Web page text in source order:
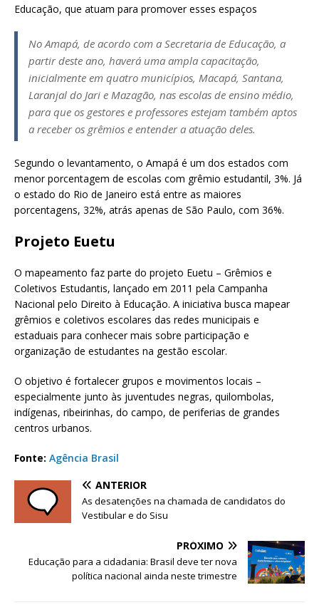
Educação, que atuam para promover esses espaços
No Amapá, de acordo com a Secretaria de Educação, a
partir deste ano, haverá uma ampla capacitação,
inicialmente em quatro municípios, Macapá, Santana,
Laranjal do Jari e Mazagão, nas escolas de ensino médio,
para que os gestores e professores estejam também aptos
a receber os grêmios e entender a atuação deles.
Segundo o levantamento, o Amapá é um dos estados com
menor porcentagem de escolas com grêmio estudantil, 3%. Já
o estado do Rio de Janeiro está entre as maiores
porcentagens, 32%, atrás apenas de São Paulo, com 36%.
Projeto Euetu
O mapeamento faz parte do projeto Euetu – Grêmios e
Coletivos Estudantis, lançado em 2011 pela Campanha
Nacional pelo Direito à Educação. A iniciativa busca mapear
grêmios e coletivos escolares das redes municipais e
estaduais para conhecer mais sobre participação e
organização de estudantes na gestão escolar.
O objetivo é fortalecer grupos e movimentos locais –
especialmente junto às juventudes negras, quilombolas,
indígenas, ribeirinhas, do campo, de periferias de grandes
centros urbanos.
Fonte: Agência Brasil
ANTERIOR
As desatenções na chamada de candidatos do
Vestibular e do Sisu
PRÓXIMO
Educação para a cidadania: Brasil deve ter nova
política nacional ainda neste trimestre